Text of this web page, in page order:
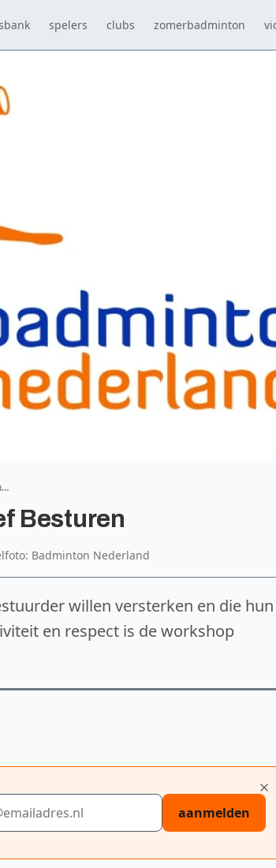
spelers clubs zomerbadminton
Besturen
Badminton Nederland
willen versterken en die hun
en respect is de workshop
aanmelden